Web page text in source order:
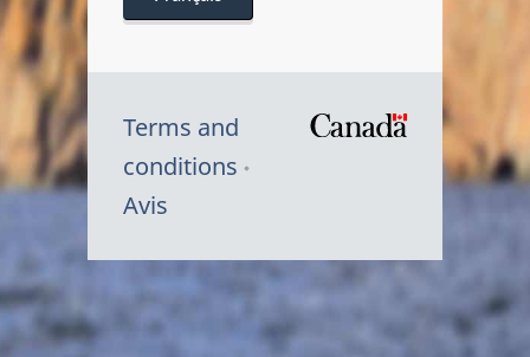
Terms and
conditions
Avis
Symbole
Canada